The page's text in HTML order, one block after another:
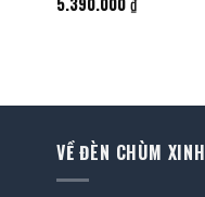
VỀ ĐÈN CHÙM XINH